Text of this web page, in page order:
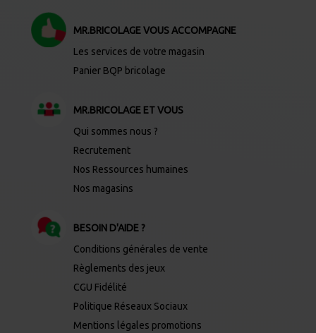
MR.BRICOLAGE VOUS ACCOMPAGNE
Les services de votre magasin
Panier BQP bricolage
MR.BRICOLAGE ET VOUS
Qui sommes nous ?
Recrutement
Nos Ressources humaines
Nos magasins
BESOIN D'AIDE ?
Conditions générales de vente
Règlements des jeux
CGU Fidélité
Politique Réseaux Sociaux
Mentions légales promotions